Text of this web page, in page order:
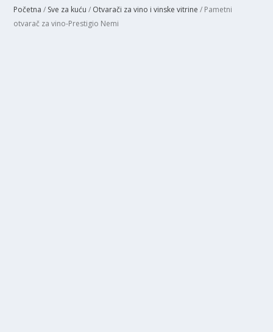
Početna / Sve za kuću / Otvarači za vino i vinske vitrine / Pametni
otvarač za vino-Prestigio Nemi